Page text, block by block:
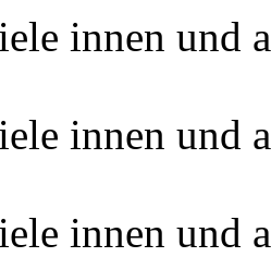
innen und
innen und
innen und